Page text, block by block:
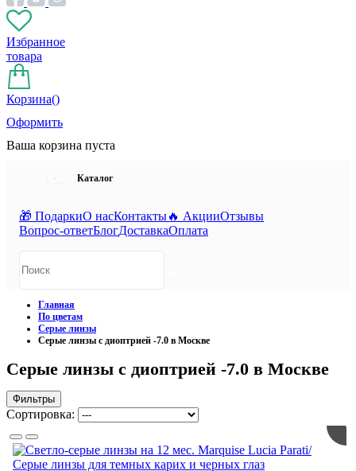
Избранное
товара
Корзина()
Оформить
Ваша корзина пуста
Каталог
🎁 ПодаркиО насКонтакты🔥 АкцииОтзывы
Вопрос-ответБлогДоставкаОплата
Главная
По цветам
Серые линзы
Серые линзы с диоптрией -7.0 в Москве
Серые линзы с диоптрией -7.0 в Москве
Фильтры
Сортировка: